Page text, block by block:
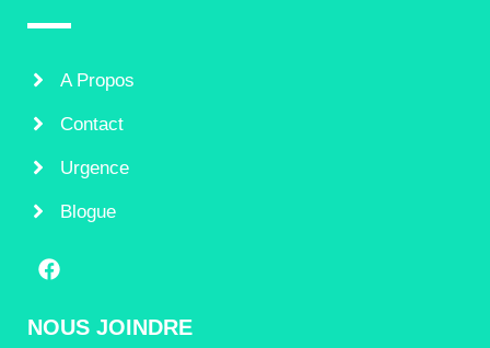
A Propos
Contact
Urgence
Blogue
NOUS JOINDRE